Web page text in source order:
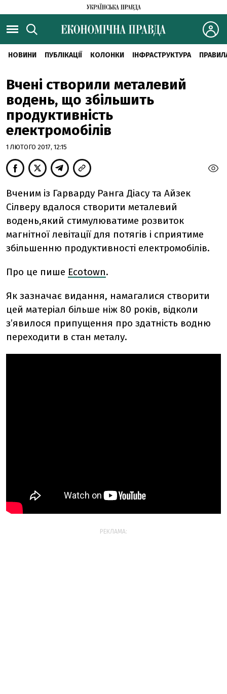
НОВИНИ ПУБЛІКАЦІЇ КОЛОНКИ ІНФРАСТРУКТУРА
Вчені створили металевий
водень, що збільшить
продуктивність
електромобілів
1 ЛЮТОГО 2017, 12:15
Вченим із Гарварду Ранга Діасу та Айзек
Сілверу вдалося створити металевий
водень,який стимулюватиме розвиток
магнітної левітації для потягів і сприятиме
збільшенню продуктивності електромобілів.
Про це пише Ecotown.
Як зазначає видання, намагалися створити
цей матеріал більше ніж 80 років, відколи
з’явилося припущення про здатність водню
переходити в стан металу.
РЕКЛАМА: